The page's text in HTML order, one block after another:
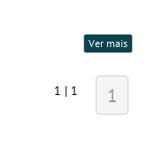
Ver mais
1 | 1 1